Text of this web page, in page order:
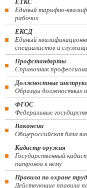
ЕТКС
Единый тарифно-
рабочих
ЕКСД
Единый
специалистов и
Профстандарты
Справочник
Должностные
Образцы должностных
ФГОС
Федеральные
Вакансии
Общероссийская база
Кадастр оружия
Государственный
патронов к нему
Правила по охране
Действующие правила